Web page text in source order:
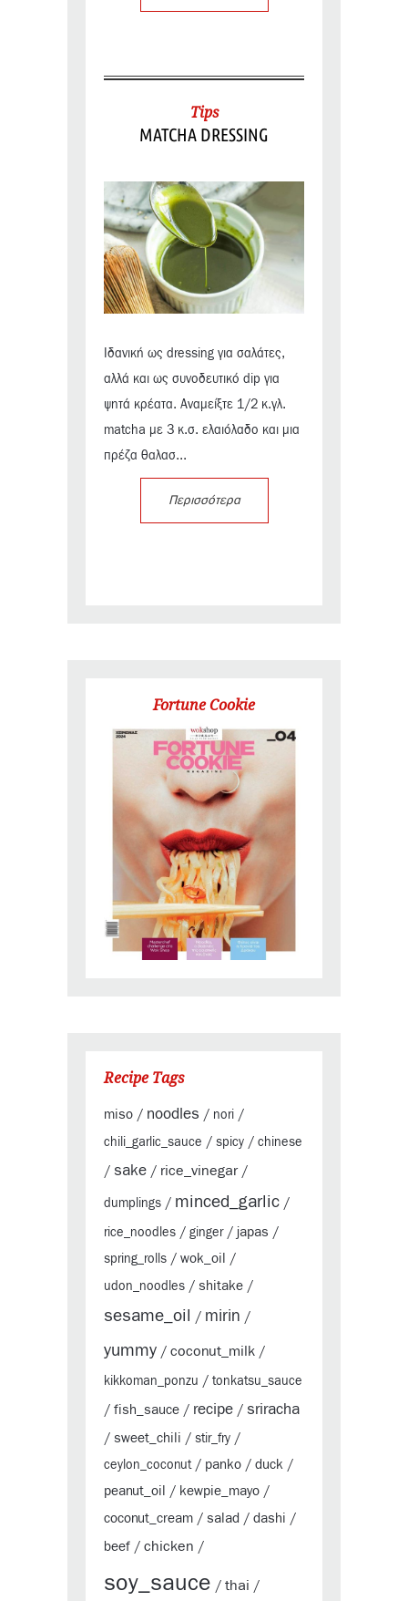
Tips
MATCHA DRESSING
Ιδανική ως dressing για σαλάτες,
αλλά και ως συνοδευτικό dip για
ψητά κρέατα. Αναμείξτε 1/2 κ.γλ.
matcha με 3 κ.σ. ελαιόλαδο και μια
πρέζα θαλασ...
Περισσότερα
Fortune Cookie
Recipe Tags
miso / noodles / nori /
chili_garlic_sauce / spicy / chinese
/ sake / rice_vinegar/
dumplings / minced_garlic /
rice_noodles / ginger/ japas /
spring_rolls / wok_oil /
udon_noodles / shitake /
sesame_oil / mirin /
yummy / coconut_milk /
kikkoman_ponzu / tonkatsu_sauce
/ fish_sauce / recipe / sriracha
/ sweet_chili / stir_fry /
ceylon_coconut/ panko / duck /
peanut_oil / kewpie_mayo /
coconut_cream / salad / dashi /
beef / chicken /
soy_sauce / thai /